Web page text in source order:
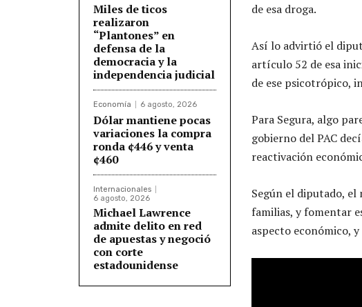
Miles de ticos
realizaron
“Plantones” en
defensa de la
democracia y la
independencia judicial
Economía 6 agosto, 2026
Dólar mantiene pocas
variaciones la compra
ronda ¢446 y venta
¢460
Internacionales
6 agosto, 2026
Michael Lawrence
admite delito en red
de apuestas y negoció
con corte
estadounidense
de esa droga.
Así lo advirtió el
artículo 52 de esa
de ese psicotrópico,
Para Segura, algo
gobierno del PAC
reactivación
Según el diputado,
familias, y fomentar
aspecto económico,